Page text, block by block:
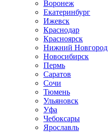
Воронеж
Екатеринбург
Ижевск
Краснодар
Красноярск
Нижний Новгород
Новосибирск
Пермь
Саратов
Сочи
Тюмень
Ульяновск
Уфа
Чебоксары
Ярославль